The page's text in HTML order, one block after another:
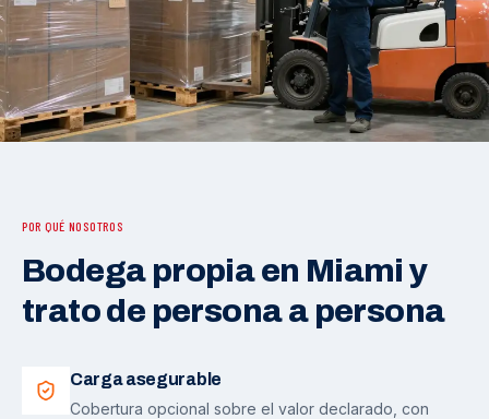
POR QUÉ NOSOTROS
Bodega propia en Miami y
trato de persona a persona
Carga asegurable
Cobertura opcional sobre el valor declarado, con